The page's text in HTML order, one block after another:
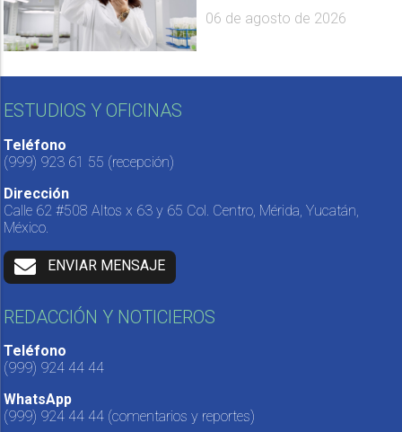
06 de agosto de 2026
ESTUDIOS Y OFICINAS
Teléfono
(999) 923 61 55 (recepción)
Dirección
Calle 62 #508 Altos x 63 y 65 Col. Centro, Mérida, Yucatán,
México.
ENVIAR MENSAJE
REDACCIÓN Y NOTICIEROS
Teléfono
(999) 924 44 44
WhatsApp
(999) 924 44 44 (comentarios y reportes)